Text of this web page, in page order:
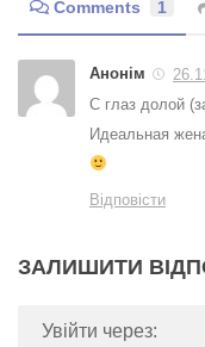
Comments 1
Анонім
С глаз долой
Идеальная
Відповісти
ЗАЛИШИТИ
Увійти через: